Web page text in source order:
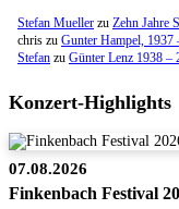
Stefan Mueller zu Zehn Jahre
chris zu Gunter Hampel, 1937
Stefan zu Günter Lenz 1938 –
Konzert-Highlights
07.08.2026
Finkenbach Festival